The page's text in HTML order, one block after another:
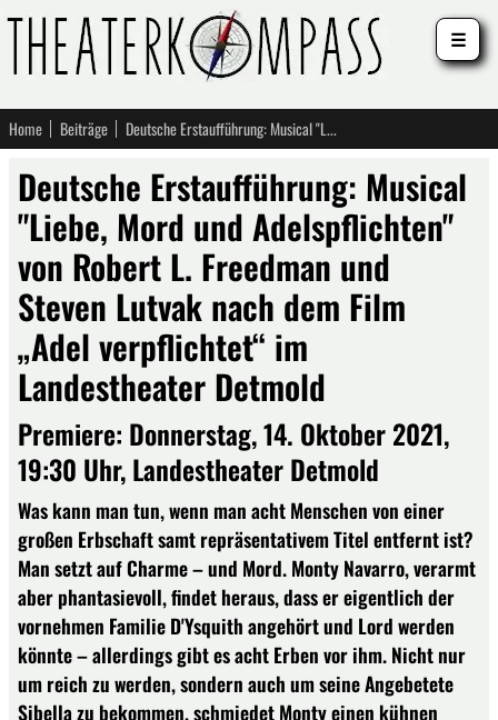
Home Beiträge Deutsche Erstaufführung: Musical "Liebe, Mord und Adelspflichten" von Robert L. Freedman und Steven Lutvak nach dem Film „Adel verpflichtet“ im Landestheater Detmold
Deutsche Erstaufführung: Musical
"Liebe, Mord und Adelspflichten"
von Robert L. Freedman und
Steven Lutvak nach dem Film
„Adel verpflichtet“ im
Landestheater Detmold
Premiere: Donnerstag, 14. Oktober 2021,
19:30 Uhr, Landestheater Detmold
Was kann man tun, wenn man acht Menschen von einer
großen Erbschaft samt repräsentativem Titel entfernt ist?
Man setzt auf Charme – und Mord. Monty Navarro, verarmt
aber phantasievoll, findet heraus, dass er eigentlich der
vornehmen Familie D'Ysquith angehört und Lord werden
könnte – allerdings gibt es acht Erben vor ihm. Nicht nur
um reich zu werden, sondern auch um seine Angebetete
Sibella zu bekommen, schmiedet Monty einen kühnen
☰